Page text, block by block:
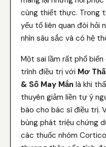
cùng thiết thực. Trong
yếu tố liên quan đòi hỏi
nhìn sâu sắc và có hệ
Một sai lầm rất phổ
trình điều trị với Mơ
& Số May Mắn là khi
thuyên giảm liền tự ý
báo cho bác sĩ điều trị.
bùng phát triệu chứng
các thuốc nhóm